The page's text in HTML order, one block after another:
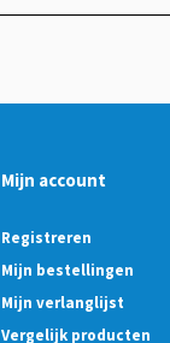
Mijn account
Registreren
Mijn bestellingen
Mijn verlanglijst
Vergelijk producten